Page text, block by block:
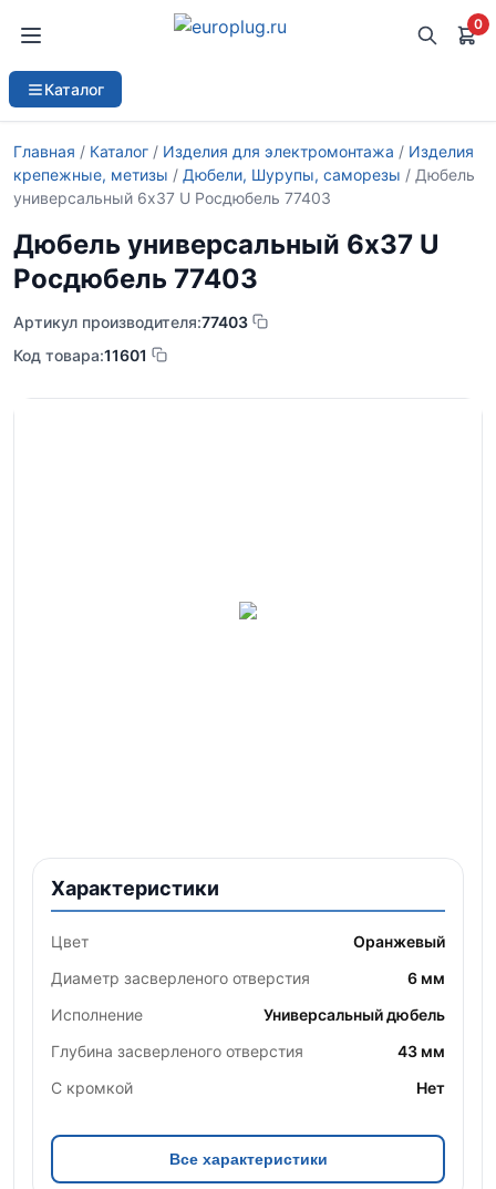
0
Каталог
Главная / Каталог / Изделия для электромонтажа / Изделия
крепежные, метизы / Дюбели, Шурупы, саморезы / Дюбель
универсальный 6х37 U Росдюбель 77403
Дюбель универсальный 6х37 U
Росдюбель 77403
Артикул производителя:77403
Код товара:11601
Характеристики
Цвет
Оранжевый
Диаметр засверленого отверстия
6 мм
Исполнение
Универсальный дюбель
Глубина засверленого отверстия
43 мм
С кромкой
Нет
Все характеристики